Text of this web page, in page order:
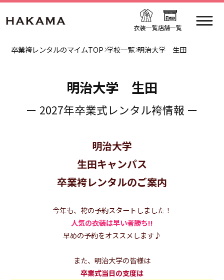
衣装一覧店舗一覧
卒業袴レンタルのマイムTOP 学校一覧 明治大学 生田
明治大学 生田
ー 2027年卒業式レンタル袴情報 ー
明治大学
生田キャンパス
卒業袴レンタルのご案内
今年も、袴の予約スタートしました！
人気の衣装は早い者勝ち!!
早めの予約をオススメします♪
また、明治大学の皆様は
卒業式当日の支度は